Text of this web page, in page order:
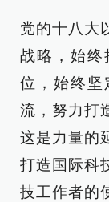
党的十八大
战略，始终
位，始终坚
流，努力打
这是力量的
打造国际科
技工作者的